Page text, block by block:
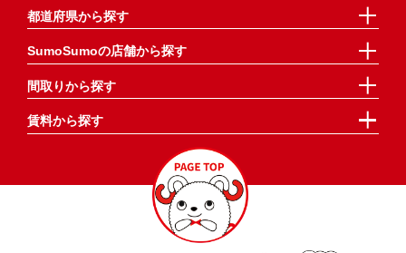
都道府県から探す
SumoSumoの店舗から探す
間取りから探す
賃料から探す